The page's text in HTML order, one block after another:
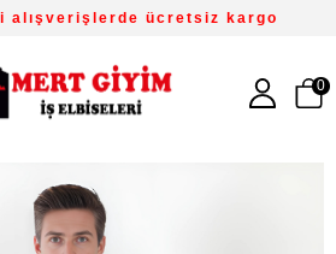
alışverişlerde ücretsiz kargo
0